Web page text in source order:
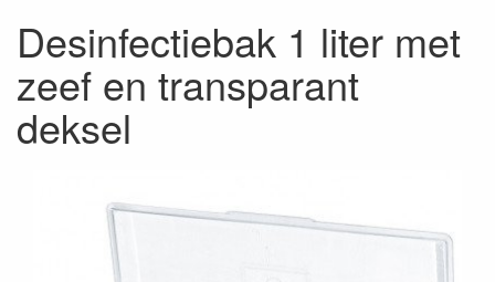
Desinfectiebak 1 liter met
zeef en transparant
deksel